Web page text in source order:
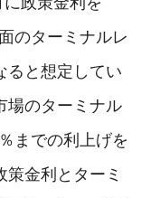
のターミナルレ
ると想定してい
場のターミナル
までの利上げを
金利とターミ